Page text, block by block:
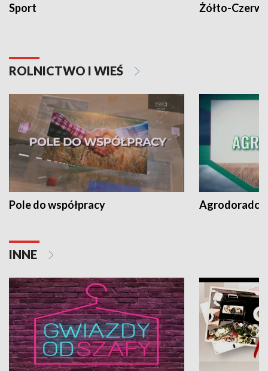
Sport Żółto-
ROLNICTWO I WIEŚ
Pole do współpracy Agrodoradcy
INNE